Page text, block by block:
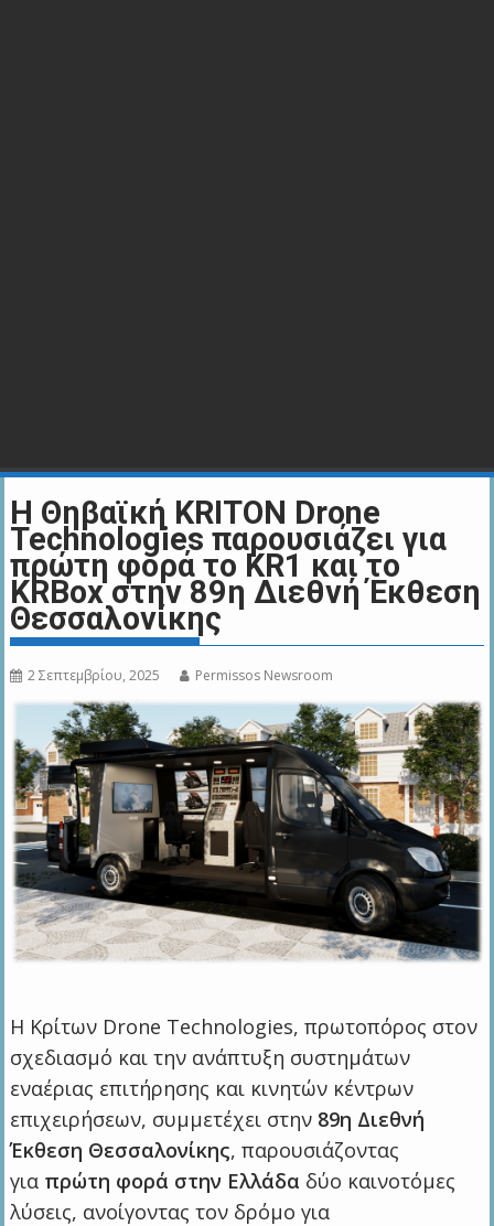
Η Θηβαϊκή KRITON Drone
Technologies παρουσιάζει για
πρώτη φορά το KR1 και το
KRBox στην 89η Διεθνή Έκθεση
Θεσσαλονίκης
2 Σεπτεμβρίου, 2025 Permissos Newsroom
Η Κρίτων Drone Technologies, πρωτοπόρος στον
σχεδιασμό και την ανάπτυξη συστημάτων
εναέριας επιτήρησης και κινητών κέντρων
επιχειρήσεων, συμμετέχει στην 89η Διεθνή
Έκθεση Θεσσαλονίκης, παρουσιάζοντας
για πρώτη φορά στην Ελλάδα δύο καινοτόμες
λύσεις, ανοίγοντας τον δρόμο για